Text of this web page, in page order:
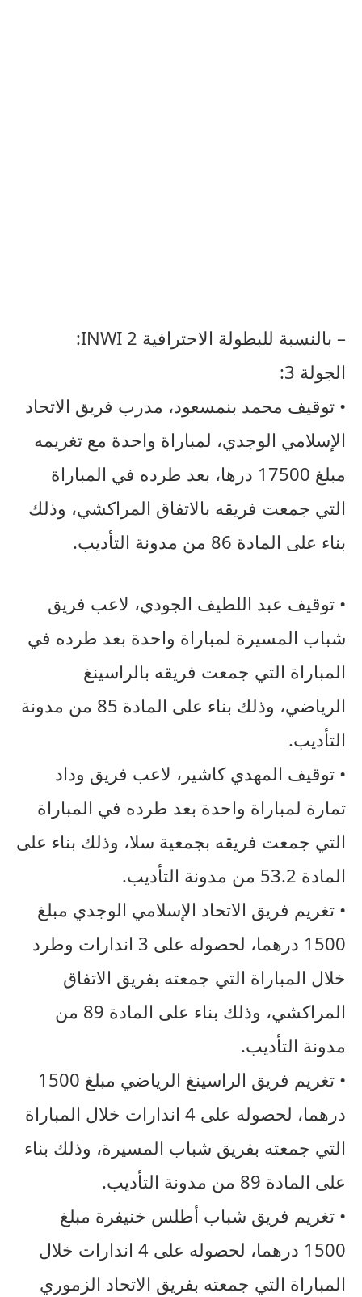
– بالنسبة للبطولة الاحترافية 2 INWI:
الجولة 3:
• توقيف محمد بنمسعود، مدرب فريق الاتحاد
الإسلامي الوجدي، لمباراة واحدة مع تغريمه
مبلغ 17500 درها، بعد طرده في المباراة
التي جمعت فريقه بالاتفاق المراكشي، وذلك
بناء على المادة 86 من مدونة التأديب.
• توقيف عبد اللطيف الجودي، لاعب فريق
شباب المسيرة لمباراة واحدة بعد طرده في
المباراة التي جمعت فريقه بالراسينغ
الرياضي، وذلك بناء على المادة 85 من مدونة
التأديب.
• توقيف المهدي كاشير، لاعب فريق وداد
تمارة لمباراة واحدة بعد طرده في المباراة
التي جمعت فريقه بجمعية سلا، وذلك بناء على
المادة 53.2 من مدونة التأديب.
• تغريم فريق الاتحاد الإسلامي الوجدي مبلغ
1500 درهما، لحصوله على 3 اندارات وطرد
خلال المباراة التي جمعته بفريق الاتفاق
المراكشي، وذلك بناء على المادة 89 من
مدونة التأديب.
• تغريم فريق الراسينغ الرياضي مبلغ 1500
درهما، لحصوله على 4 اندارات خلال المباراة
التي جمعته بفريق شباب المسيرة، وذلك بناء
على المادة 89 من مدونة التأديب.
• تغريم فريق شباب أطلس خنيفرة مبلغ
1500 درهما، لحصوله على 4 اندارات خلال
المباراة التي جمعته بفريق الاتحاد الزموري